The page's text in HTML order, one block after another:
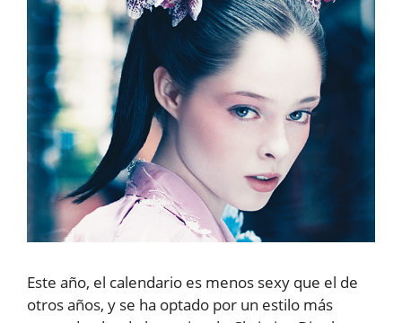
Este año, el calendario es menos sexy que el de
otros años, y se ha optado por un estilo más